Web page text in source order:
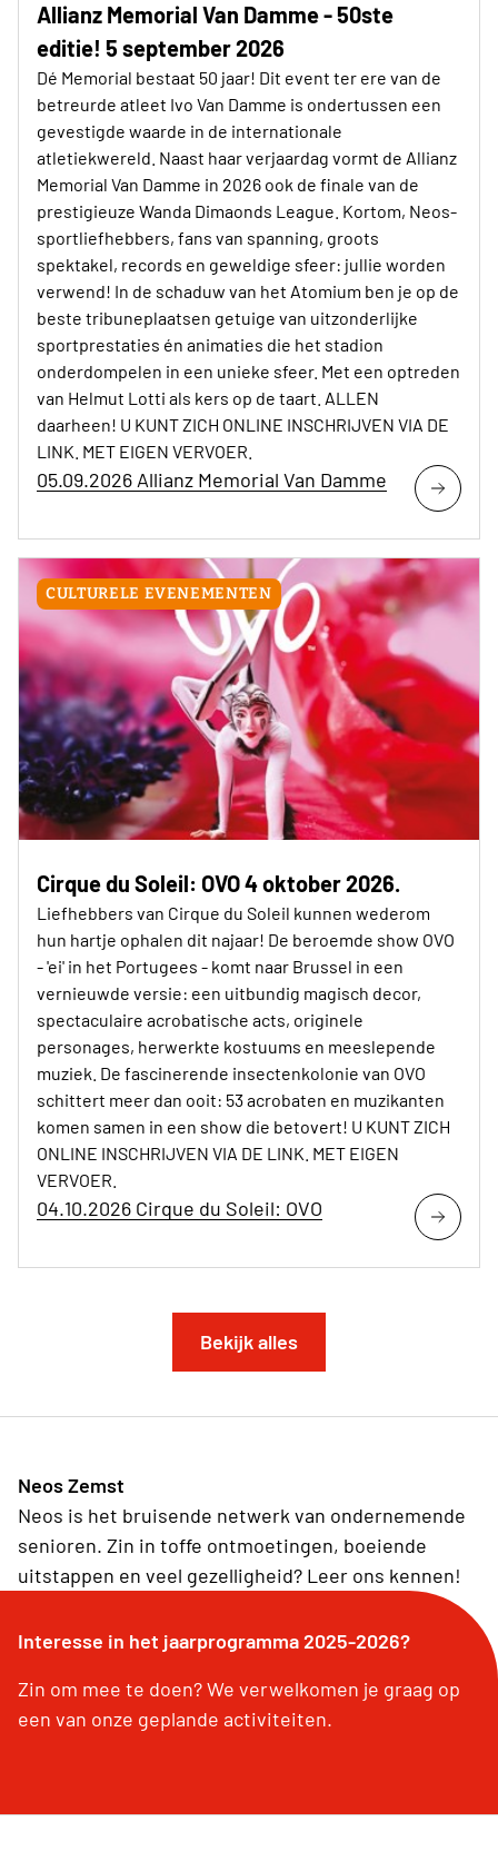
Allianz Memorial Van Damme - 50ste
editie! 5 september 2026
Dé Memorial bestaat 50 jaar! Dit event ter ere van de
betreurde atleet Ivo Van Damme is ondertussen een
gevestigde waarde in de internationale
atletiekwereld. Naast haar verjaardag vormt de Allianz
Memorial Van Damme in 2026 ook de finale van de
prestigieuze Wanda Dimaonds League. Kortom, Neos-
sportliefhebbers, fans van spanning, groots
spektakel, records en geweldige sfeer: jullie worden
verwend! In de schaduw van het Atomium ben je op de
beste tribuneplaatsen getuige van uitzonderlijke
sportprestaties én animaties die het stadion
onderdompelen in een unieke sfeer. Met een optreden
van Helmut Lotti als kers op de taart. ALLEN
daarheen! U KUNT ZICH ONLINE INSCHRIJVEN VIA DE
LINK. MET EIGEN VERVOER.
05.09.2026 Allianz Memorial Van Damme
CULTURELE EVENEMENTEN
Cirque du Soleil: OVO 4 oktober 2026.
Liefhebbers van Cirque du Soleil kunnen wederom
hun hartje ophalen dit najaar! De beroemde show OVO
- 'ei' in het Portugees - komt naar Brussel in een
vernieuwde versie: een uitbundig magisch decor,
spectaculaire acrobatische acts, originele
personages, herwerkte kostuums en meeslepende
muziek. De fascinerende insectenkolonie van OVO
schittert meer dan ooit: 53 acrobaten en muzikanten
komen samen in een show die betovert! U KUNT ZICH
ONLINE INSCHRIJVEN VIA DE LINK. MET EIGEN
VERVOER.
04.10.2026 Cirque du Soleil: OVO
Bekijk alles
Neos Zemst
Neos is het bruisende netwerk van ondernemende
senioren. Zin in toffe ontmoetingen, boeiende
uitstappen en veel gezelligheid? Leer ons kennen!
Interesse in het jaarprogramma 2025-2026?
Zin om mee te doen? We verwelkomen je graag op
een van onze geplande activiteiten.